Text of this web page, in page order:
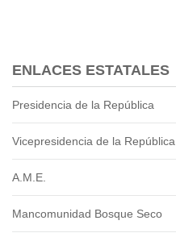
ENLACES ESTATALES
Presidencia de la República
Vicepresidencia de la República
A.M.E.
Mancomunidad Bosque Seco
EPRAMA
2020
2019
2018